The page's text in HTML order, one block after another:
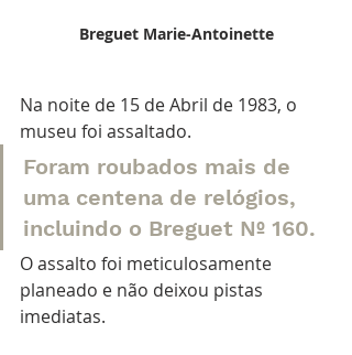
Breguet Marie-Antoinette
Na noite de 15 de Abril de 1983, o
museu foi assaltado.
Foram roubados mais de
uma centena de relógios,
incluindo o Breguet Nº 160.
O assalto foi meticulosamente
planeado e não deixou pistas
imediatas.